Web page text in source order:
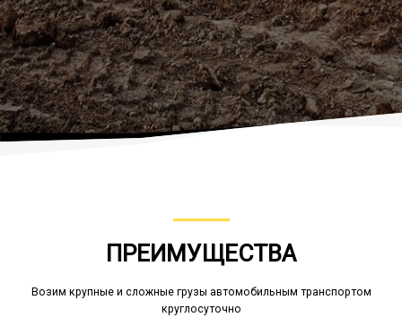
ПРЕИМУЩЕСТВА
Возим крупные и сложные грузы автомобильным транспортом
круглосуточно